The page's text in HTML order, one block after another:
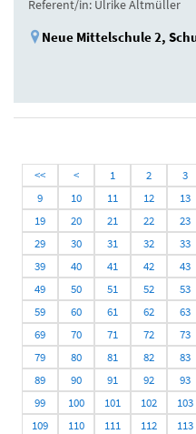
Referent/in: Ulrike Altmüller
Neue Mittelschule 2,
<< < 1 2 3
9
10 11 12 13
19
20 21 22 23
29
30 31 32 33
39
40 41 42 43
49
50 51 52 53
59
60 61 62 63
69
70 71 72 73
79
80 81 82 83
89
90 91 92 93
99
100 101 102 103
109
110 111 112 113